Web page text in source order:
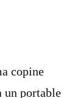
copine
portable